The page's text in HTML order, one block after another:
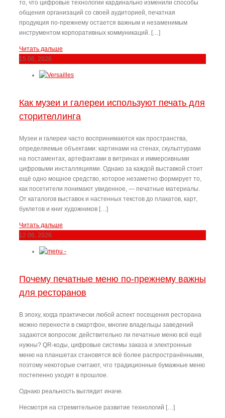
то, что цифровые технологии кардинально изменили способы
общения организаций со своей аудиторией, печатная
продукция по-прежнему остается важным и незаменимым
инструментом корпоративных коммуникаций. […]
Читать дальше
15 06, 2026
Как музеи и галереи используют печать для
сторителлинга
Музеи и галереи часто воспринимаются как пространства,
определяемые объектами: картинами на стенах, скульптурами
на постаментах, артефактами в витринах и иммерсивными
цифровыми инсталляциями. Однако за каждой выставкой стоит
ещё одно мощное средство, которое незаметно формирует то,
как посетители понимают увиденное, — печатные материалы.
От каталогов выставок и настенных текстов до плакатов, карт,
буклетов и книг художников […]
Читать дальше
12 06, 2026
Почему печатные меню по-прежнему важны
для ресторанов
В эпоху, когда практически любой аспект посещения ресторана
можно перенести в смартфон, многие владельцы заведений
задаются вопросом: действительно ли печатные меню всё ещё
нужны? QR-коды, цифровые системы заказа и электронные
меню на планшетах становятся всё более распространёнными,
поэтому некоторые считают, что традиционные бумажные меню
постепенно уходят в прошлое.
Однако реальность выглядит иначе.
Несмотря на стремительное развитие технологий […]